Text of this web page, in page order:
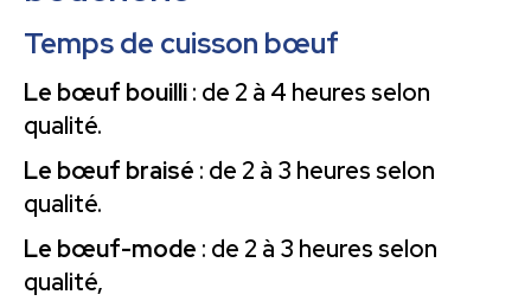
Temps de cuisson bœuf
Le bœuf bouilli: de 2 à 4 heures selon
qualité.
Le bœuf braisé : de 2 à 3 heures selon
qualité.
Le bœuf-mode : de 2 à 3 heures selon
qualité,